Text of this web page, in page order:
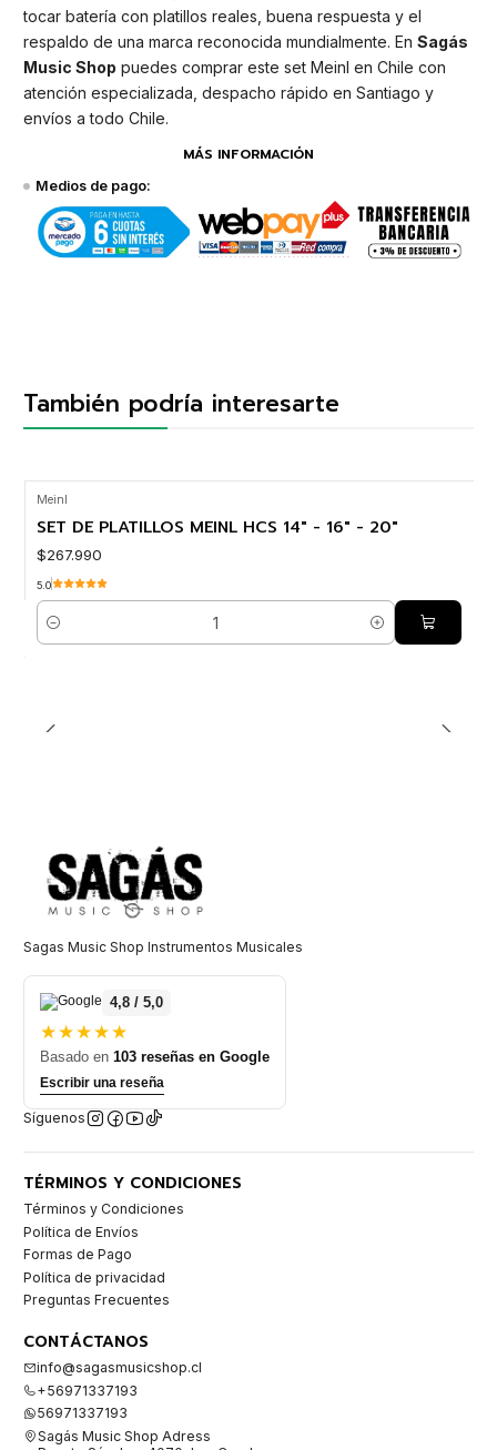
tocar batería con platillos reales, buena respuesta y el
respaldo de una marca reconocida mundialmente. En Sagás
Music Shop puedes comprar este set Meinl en Chile con
atención especializada, despacho rápido en Santiago y
envíos a todo Chile.
MÁS INFORMACIÓN
Medios de pago:
También podría interesarte
Meinl
SET DE PLATILLOS MEINL HCS 14" - 16" - 20"
$267.990
5.0
Cantidad
Sagas Music Shop Instrumentos Musicales
4,8 / 5,0
★★★★★
Basado en 103 reseñas en Google
Escribir una reseña
Síguenos
TÉRMINOS Y CONDICIONES
Términos y Condiciones
Política de Envíos
Formas de Pago
Política de privacidad
Preguntas Frecuentes
CONTÁCTANOS
info@sagasmusicshop.cl
+56971337193
56971337193
Sagás Music Shop Adress